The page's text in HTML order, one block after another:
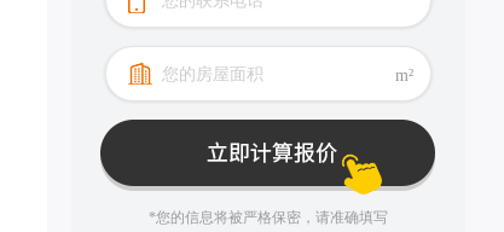
m²
*您的信息将被严格保密，请准确填写